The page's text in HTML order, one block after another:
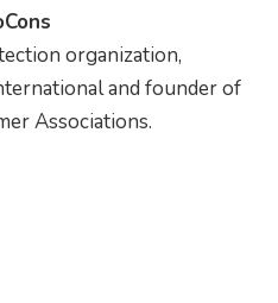
organization,
and founder of
Associations.